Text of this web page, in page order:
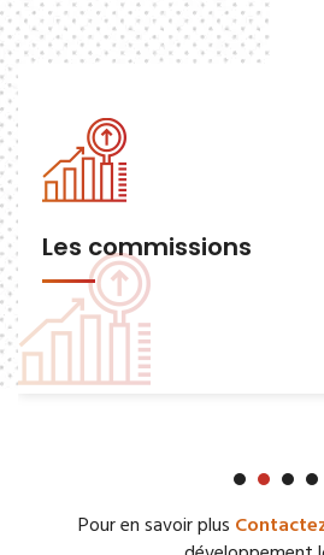
Les commissions
Pour en savoir plus